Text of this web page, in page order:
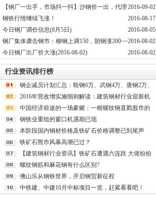
全线拉涨！
2016-09-02
【钢厂一出手，市场抖一抖】沙钢价一出，代理
商一边盘算一边“哭”
2016-08-17
钢铁行情继续飞涨！
2016-08-05
今日钢厂调价信息(8月5日)
2016-08-02
钢厂集体袭击钢市：柳钢上调150，韶钢涨200~~
2016-08-02
今日钢厂出厂价大涨(2016-08-02)
行业资讯排行榜
钢企减员计划汇总：鞍钢6万、武钢4万、唐钢2万、
山钢1万...
2016年营改增实施细则解读：建筑钢材行业迎新机
中国经济前途的一场豪赌：一根螺纹钢直戳股市的
底！
钢铁业重组的窗口机遇期已现
本阶段国内钢材价格及铁矿石价格调整已到尾声
铁矿石熊市风暴高潮已过？
【建筑钢材行业资讯】铁矿石遭遇六连跌 大佬纷纷
看空铁矿石价格
螺纹钢筋和麻花钢有什么区别?
佛山乐从钢铁世界，开启钢贸新征程
中铁建、中建10月中标项目一览，赶紧看看吧！